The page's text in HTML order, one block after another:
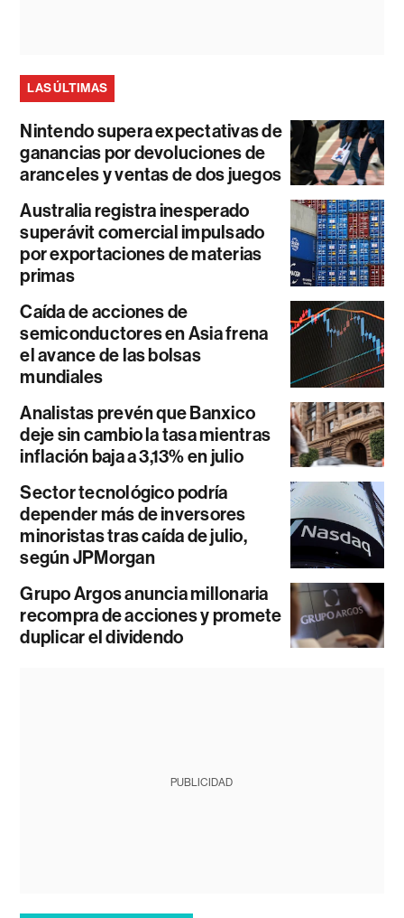
LAS ÚLTIMAS
Nintendo supera expectativas de
ganancias por devoluciones de
aranceles y ventas de dos juegos
Australia registra inesperado
superávit comercial impulsado
por exportaciones de materias
primas
Caída de acciones de
semiconductores en Asia frena
el avance de las bolsas
mundiales
Analistas prevén que Banxico
deje sin cambio la tasa mientras
inflación baja a 3,13% en julio
Sector tecnológico podría
depender más de inversores
minoristas tras caída de julio,
según JPMorgan
Grupo Argos anuncia millonaria
recompra de acciones y promete
duplicar el dividendo
PUBLICIDAD